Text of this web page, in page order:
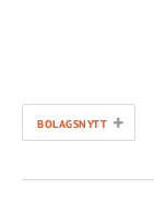
BOLAGSNYTT +